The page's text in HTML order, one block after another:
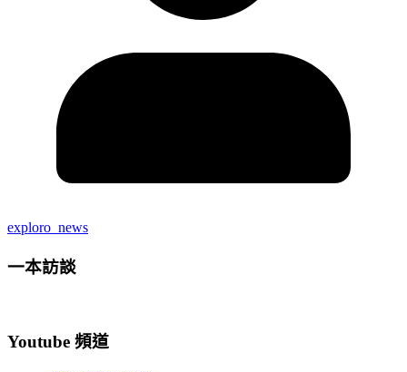
exploro_news
一本訪談
Youtube 頻道